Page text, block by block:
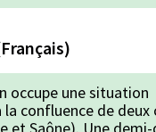
occupe une situation
confluence de deux